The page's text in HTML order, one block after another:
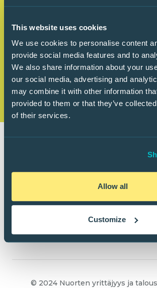
This website uses cookies
We use cookies to personalise content
provide social media features and to
We also share information about your
our social media, advertising and
may combine it with other information
provided to them or that they’ve
of their services.
Allow all
Customize
ensimmäistä kertaa
Kirjaudu sisään: Olen käyttänyt
ennenkin
© 2024 Nuorten yrittäjyys ja